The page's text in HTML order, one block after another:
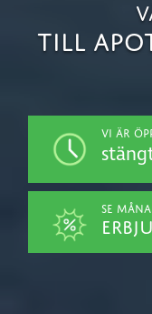
Till
Vi är
Se